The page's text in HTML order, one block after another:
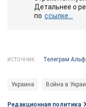
Детальнее о
по ссылке...
ИСТОЧНИК: Телеграм
Украина Война в
Редакционная политика